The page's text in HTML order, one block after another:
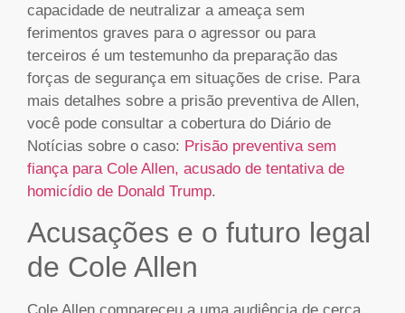
capacidade de neutralizar a ameaça sem
ferimentos graves para o agressor ou para
terceiros é um testemunho da preparação das
forças de segurança em situações de crise. Para
mais detalhes sobre a prisão preventiva de Allen,
você pode consultar a cobertura do Diário de
Notícias sobre o caso: Prisão preventiva sem
fiança para Cole Allen, acusado de tentativa de
homicídio de Donald Trump.
Acusações e o futuro legal
de Cole Allen